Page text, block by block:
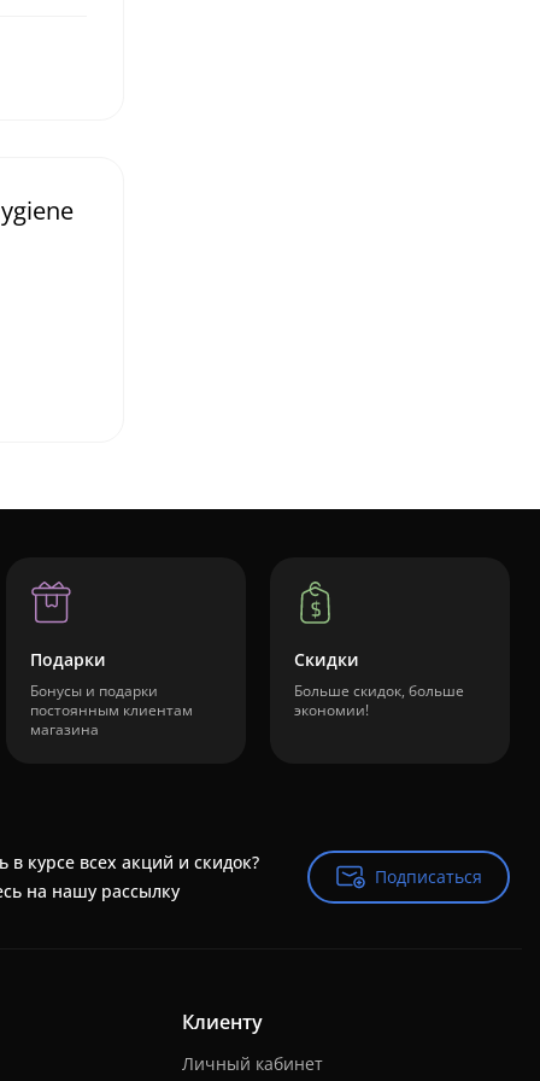
Подарки
Бонусы и подарки
постоянным клиентам
магазина
Скидки
Больше скидок, больше
экономии!
в курсе всех акций и скидок?
на нашу рассылку
Подписаться
Подписаться
Клиенту
Личный кабинет